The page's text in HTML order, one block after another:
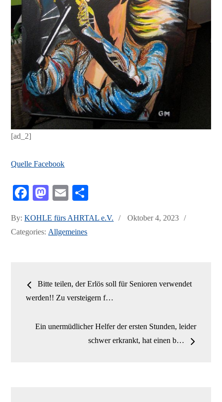
[ad_2]
Quelle Facebook
Fa
bo
ok
M
to
do
E
ail n
By:KOHLE fürs AHRTAL e.V.
Posted
Oktober 4, 2023
Categories: Allgemeines
Beitrags-
Navigation
Bitte teilen, der Erlös soll für Senioren verwendet
werden!! Zu versteigern f…
Ein unermüdlicher Helfer der ersten Stunden, leider
schwer erkrankt, hat einen b…